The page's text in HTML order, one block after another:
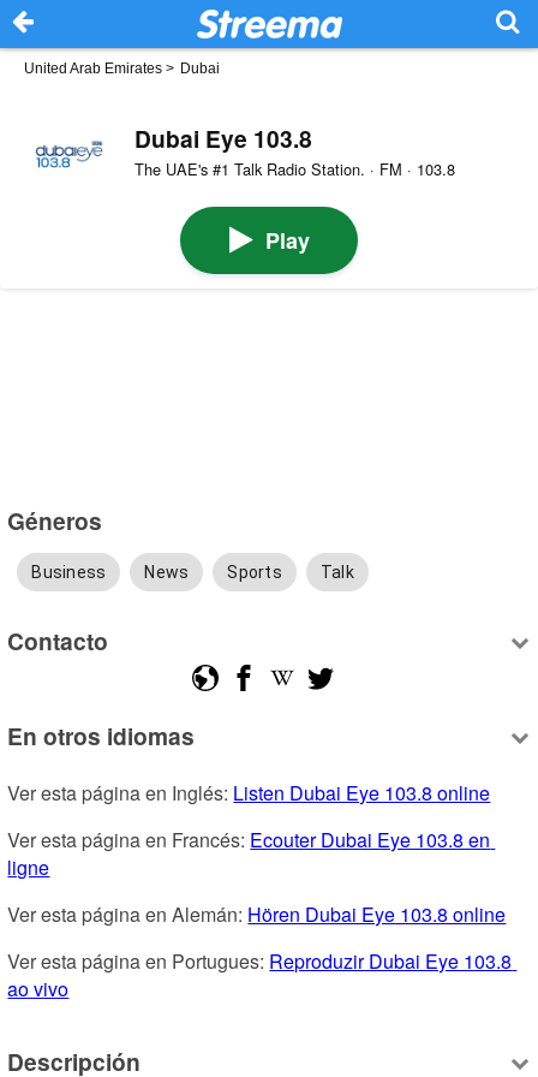
United Arab Emirates > Dubai
Dubai Eye 103.8
The UAE's #1 Talk Radio Station. · FM · 103.8
Play
Géneros
Business News Sports Talk
Contacto
En otros idiomas
Ver esta página en Inglés: Listen Dubai Eye 103.8 online
Ver esta página en Francés: Ecouter Dubai Eye 103.8 en
ligne
Ver esta página en Alemán: Hören Dubai Eye 103.8 online
Ver esta página en Portugues: Reproduzir Dubai Eye 103.8
ao vivo
Descripción